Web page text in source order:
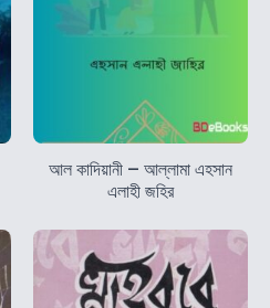
আল কাদিয়ানী – আল্লামা এহসান
এলাহী জহির